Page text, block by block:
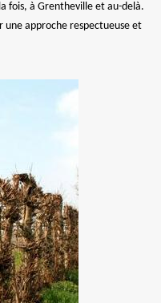
fois, à Grentheville et au-delà.
une approche respectueuse et